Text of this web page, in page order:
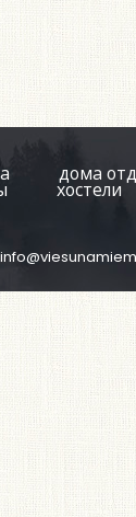
дома
хостели